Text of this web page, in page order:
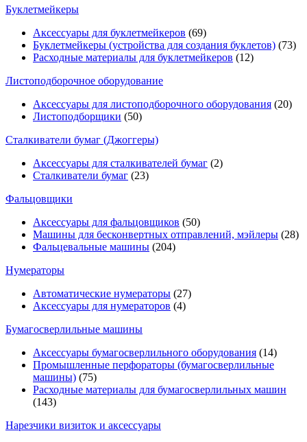
Буклетмейкеры
Аксессуары для буклетмейкеров (69)
Буклетмейкеры (устройства для создания буклетов) (73)
Расходные материалы для буклетмейкеров (12)
Листоподборочное оборудование
Аксессуары для листоподборочного оборудования (20)
Листоподборщики (50)
Сталкиватели бумаг (Джоггеры)
Аксессуары для сталкивателей бумаг (2)
Сталкиватели бумаг (23)
Фальцовщики
Аксессуары для фальцовщиков (50)
Машины для бесконвертных отправлений, мэйлеры (28)
Фальцевальные машины (204)
Нумераторы
Автоматические нумераторы (27)
Аксессуары для нумераторов (4)
Бумагосверлильные машины
Аксессуары бумагосверлильного оборудования (14)
Промышленные перфораторы (бумагосверлильные
машины) (75)
Расходные материалы для бумагосверлильных машин
(143)
Нарезчики визиток и аксессуары